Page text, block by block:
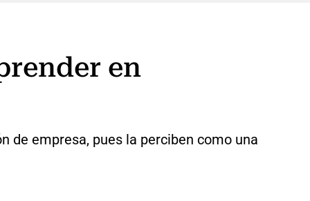
en
de empresa, pues la perciben como una